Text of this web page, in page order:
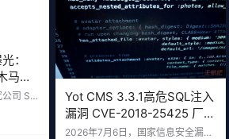
：
马和
标
司 So
活
Yot CMS 3.3.1高危SQL注入
漏洞 CVE-2018-25425 厂
商多年未发补丁
2026年7月6日，国家信息安全漏洞